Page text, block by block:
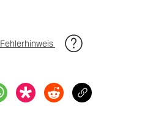
Fehlerhinweis